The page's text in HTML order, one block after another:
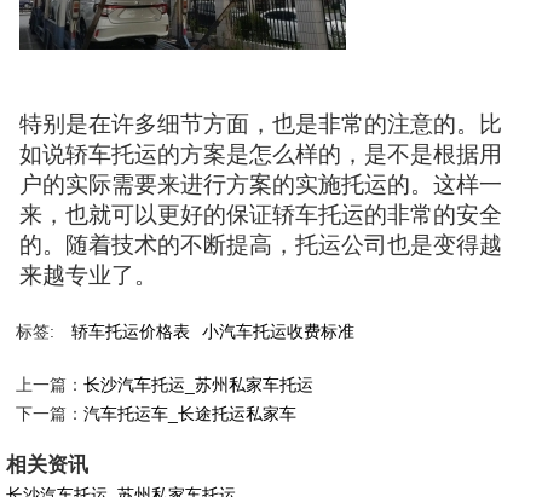
特别是在许多细节方面，也是非常的注意的。比
如说轿车托运的方案是怎么样的，是不是根据用
户的实际需要来进行方案的实施托运的。这样一
来，也就可以更好的保证轿车托运的非常的安全
的。随着技术的不断提高，托运公司也是变得越
来越专业了。
标签: 轿车托运价格表 小汽车托运收费标准
上一篇：长沙汽车托运_苏州私家车托运
下一篇：汽车托运车_长途托运私家车
相关资讯